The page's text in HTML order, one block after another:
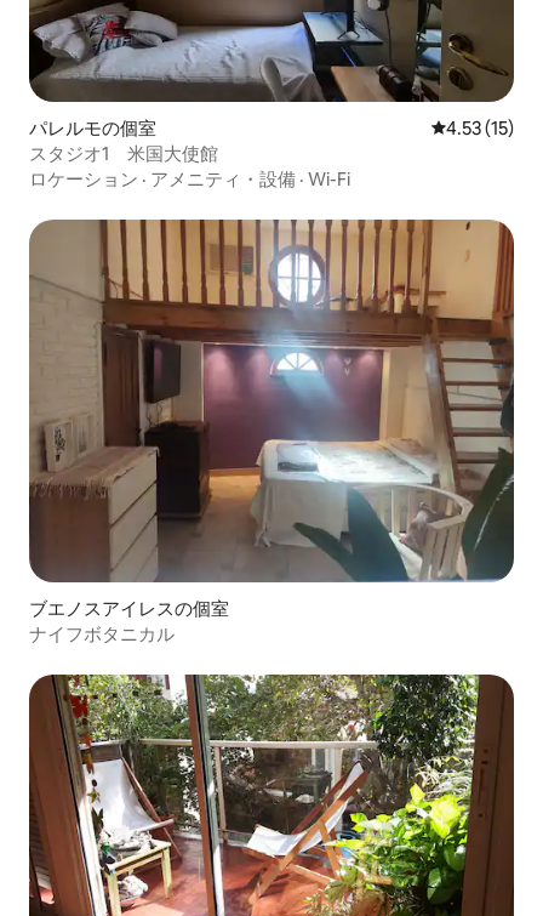
パレルモの個室 レビュー15
4.53 (15)
スタジオ1 米国大使館
ロケーション · アメニティ・設備 · Wi-Fi
ブエノスアイレスの個室
ナイフボタニカル